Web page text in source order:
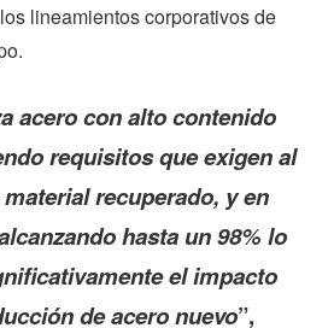
lineamientos corporativos de
acero con alto contenido
requisitos que exigen al
recuperado, y en
hasta un 98% lo
el impacto
de acero nuevo”,